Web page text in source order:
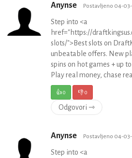
Anynse Postavljeno 04-
Step into <a
href="https://
slots/">Best slots on
unbeatable offers. New
spins on hot games + up
Play real money, chase
👍0 👎0
Odgovori ⇾
Anynse Postavljeno 04-
Step into <a